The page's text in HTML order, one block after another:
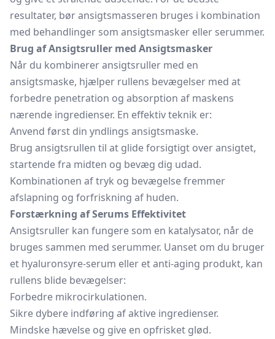
resultater, bør ansigtsmasseren bruges i kombination
med behandlinger som ansigtsmasker eller serummer.
Brug af Ansigtsruller med Ansigtsmasker
Når du kombinerer ansigtsruller med en
ansigtsmaske, hjælper rullens bevægelser med at
forbedre penetration og absorption af maskens
nærende ingredienser. En effektiv teknik er:
Anvend først din yndlings ansigtsmaske.
Brug ansigtsrullen til at glide forsigtigt over ansigtet,
startende fra midten og bevæg dig udad.
Kombinationen af tryk og bevægelse fremmer
afslapning og forfriskning af huden.
Forstærkning af Serums Effektivitet
Ansigtsruller kan fungere som en katalysator, når de
bruges sammen med serummer. Uanset om du bruger
et hyaluronsyre-serum eller et anti-aging produkt, kan
rullens blide bevægelser:
Forbedre mikrocirkulationen.
Sikre dybere indføring af aktive ingredienser.
Mindske hævelse og give en opfrisket glød.